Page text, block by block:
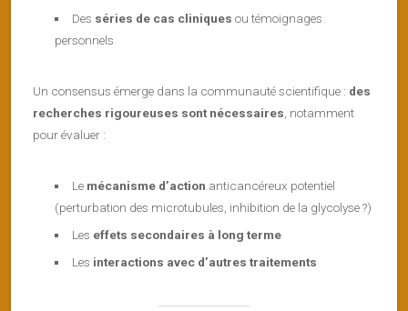
Des séries de cas cliniques ou témoignages
personnels
Un consensus émerge dans la communauté scientifique : des
recherches rigoureuses sont nécessaires , notamment
pour évaluer :
Le mécanisme d’action anticancéreux potentiel
(perturbation des microtubules, inhibition de la glycolyse ?)
Les effets secondaires à long terme
Les interactions avec d’autres traitements